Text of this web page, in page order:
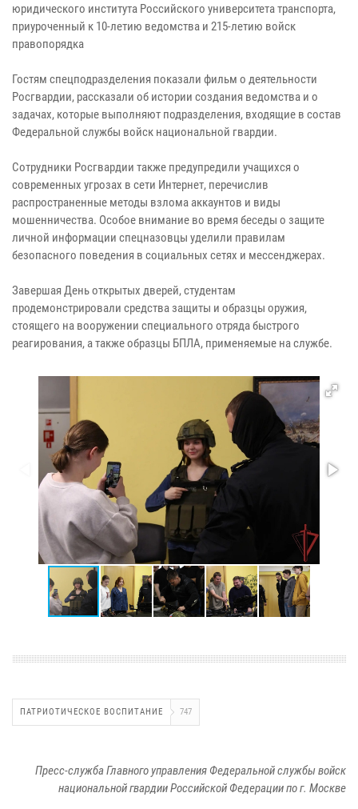
юридического института Российского университета транспорта,
приуроченный к 10-летию ведомства и 215-летию войск
правопорядка
Гостям спецподразделения показали фильм о деятельности
Росгвардии, рассказали об истории создания ведомства и о
задачах, которые выполняют подразделения, входящие в состав
Федеральной службы войск национальной гвардии.
Сотрудники Росгвардии также предупредили учащихся о
современных угрозах в сети Интернет, перечислив
распространенные методы взлома аккаунтов и виды
мошенничества. Особое внимание во время беседы о защите
личной информации спецназовцы уделили правилам
безопасного поведения в социальных сетях и мессенджерах.
Завершая День открытых дверей, студентам
продемонстрировали средства защиты и образцы оружия,
стоящего на вооружении специального отряда быстрого
реагирования, а также образцы БПЛА, применяемые на службе.
ПАТРИОТИЧЕСКОЕ ВОСПИТАНИЕ 747
Пресс-служба Главного управления Федеральной службы войск
национальной гвардии Российской Федерации по г. Москве